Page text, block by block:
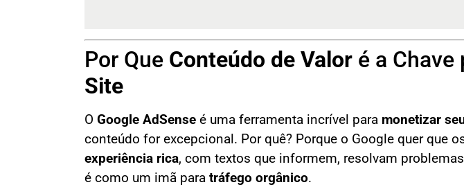
Por Que Conteúdo de Valor é a Chave
Site
O Google AdSense é uma ferramenta incrível para monetizar
conteúdo for excepcional. Por quê? Porque o Google quer que
experiência rica, com textos que informem, resolvam
é como um imã para tráfego orgânico.